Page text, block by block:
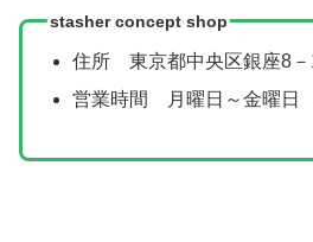
stasher concept shop
住所 東京都中央区銀座8
営業時間 月曜日～金曜日